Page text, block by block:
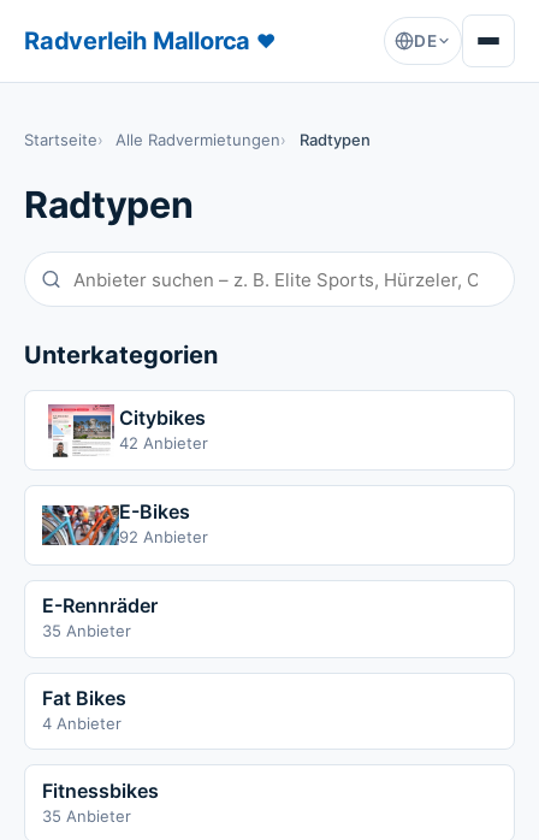
Radverleih Mallorca ♥ DE
Startseite Alle Radvermietungen Radtypen
Radtypen
Unterkategorien
Citybikes
42 Anbieter
E-Bikes
92 Anbieter
E-Rennräder
35 Anbieter
Fat Bikes
4 Anbieter
Fitnessbikes
35 Anbieter